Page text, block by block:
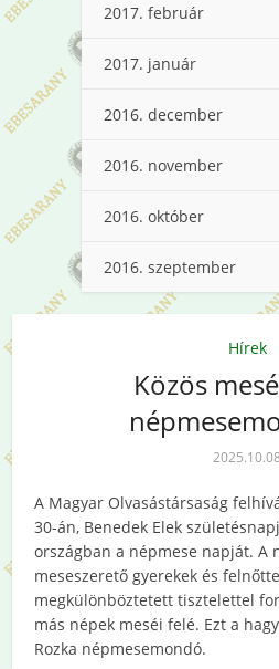
2017. február
2017. január
2016. december
2016. november
2016. október
2016. szeptember
Hírek
Közös
2025.10.08
A Magyar Olvasástársaság
30-án, Benedek Elek
országban a népmese napját. A
meseszerető gyerekek és
megkülönböztetett tisztelettel
más népek meséi felé. Ezt a
Rozka népmesemondó.